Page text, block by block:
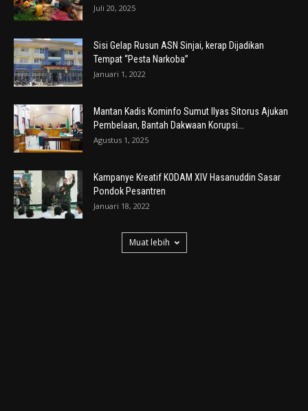
Juli 20, 2025
Sisi Gelap Rusun ASN Sinjai, kerap Dijadikan
Tempat “Pesta Narkoba”
Januari 1, 2022
Mantan Kadis Kominfo Sumut Ilyas Sitorus Ajukan
Pembelaan, Bantah Dakwaan Korupsi...
Agustus 1, 2025
Kampanye Kreatif KODAM XIV Hasanuddin Sasar
Pondok Pesantren
Januari 18, 2022
Muat lebih